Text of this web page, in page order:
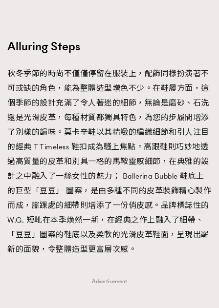
TRENDING
AFrenchMind
DressLikeAParisienne
EmpowerF
FashionWeek FigaroAesthetic
Alluring Steps
秋冬季節的時尚不僅僅停留在服裝上，配飾同樣扮演著不
可或缺的角色，能為整體造型增色不少。在鞋履方面，這
個季節的設計充滿了令人著迷的細節，無論是磨砂、石洗
還是光滑皮革，每種材質都獨具特色，為您的步履間增添
了別樣的韻味。莫卡辛鞋以其精緻的編織細節和引人注目
的經典 T Timeless 鞋扣成為騷上焦點。高跟鞋則巧妙地透
過高質量的皮革和別具一格的馬鞍靈感細節，在典雅的設
計之中融入了一絲女性的魅力； Ballerina Bubble 鞋底上
的巨型「豆豆」 圖案，是由多種不同的皮革裝飾精心製作
而成，腳踝處的細帶則增添了一份俏皮感。品牌標誌性的
W.G. 短靴在本季煥然一新，在經典之作上融入了細帶、
「豆豆」圖案的鞋底以及柔軟的光滑皮革鞋面，呈現出嶄
新的面貌，令整體造型更富層次感。
Advertisement